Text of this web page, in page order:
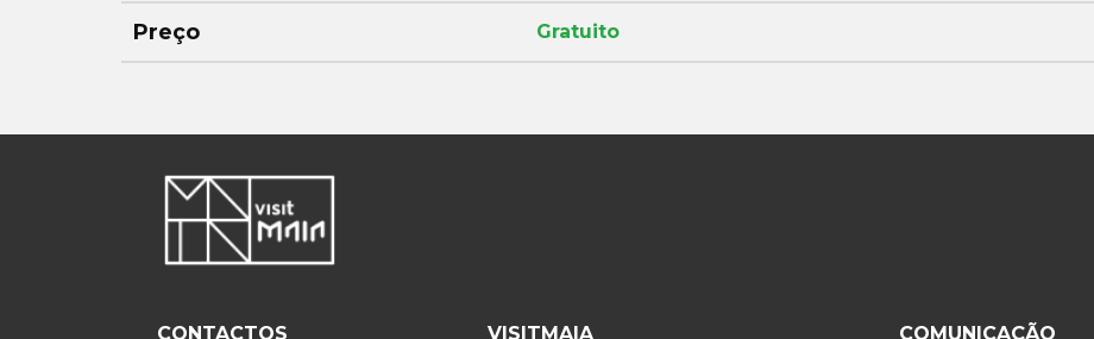
Preço Gratuito
CONTACTOS VISITMAIA COMUNICAÇÃO